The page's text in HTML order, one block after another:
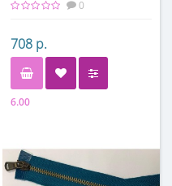
0
708 р.
6.00